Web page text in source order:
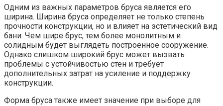
Одним из важных параметров бруса является его
ширина. Ширина бруса определяет не только степень
прочности конструкции, но и влияет на эстетический вид
бани. Чем шире брус, тем более монолитным и
солидным будет выглядеть построенное сооружение.
Однако слишком широкий брус может вызвать
проблемы с устойчивостью стен и требует
дополнительных затрат на усиление и поддержку
конструкции.
Форма бруса также имеет значение при выборе для